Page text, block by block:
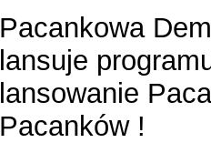
Pacankowa
lansuje
lansowanie
Pacanków !